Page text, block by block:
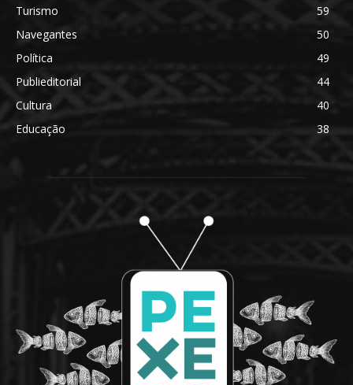
Turismo
59
Navegantes
50
Política
49
Publieditorial
44
Cultura
40
Educação
38